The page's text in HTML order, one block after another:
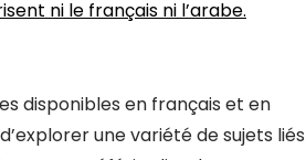
ni le français ni l’arabe.
disponibles en français et en
une variété de sujets liés